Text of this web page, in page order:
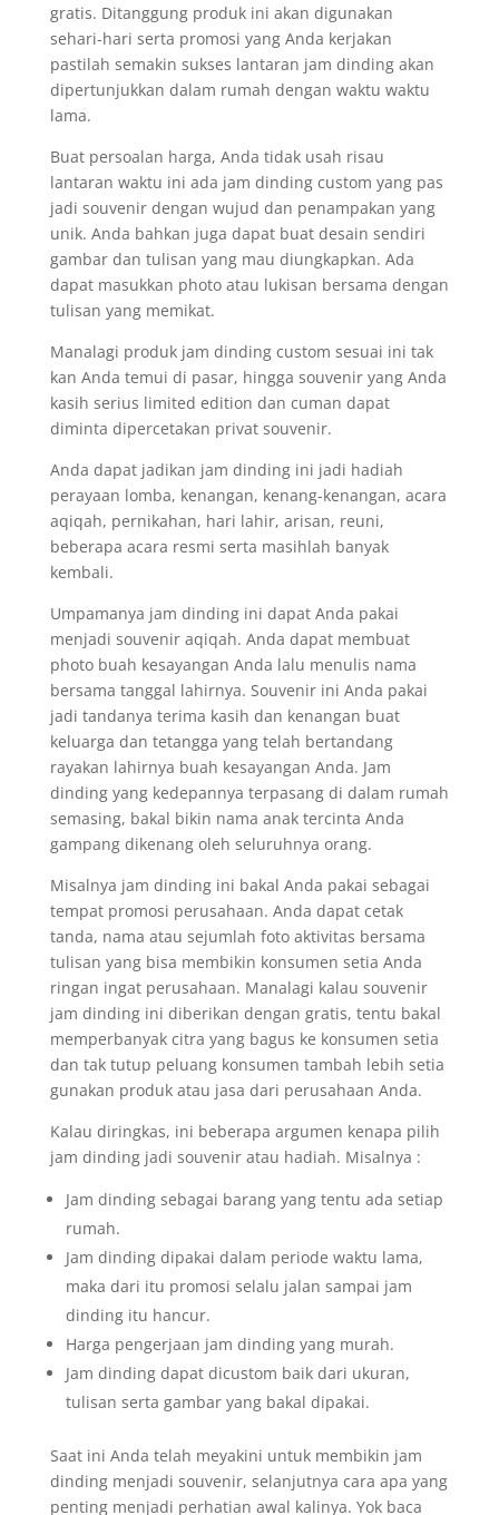
gratis. Ditanggung produk ini akan digunakan
sehari-hari serta promosi yang Anda kerjakan
pastilah semakin sukses lantaran jam dinding akan
dipertunjukkan dalam rumah dengan waktu waktu
lama.
Buat persoalan harga, Anda tidak usah risau
lantaran waktu ini ada jam dinding custom yang pas
jadi souvenir dengan wujud dan penampakan yang
unik. Anda bahkan juga dapat buat desain sendiri
gambar dan tulisan yang mau diungkapkan. Ada
dapat masukkan photo atau lukisan bersama dengan
tulisan yang memikat.
Manalagi produk jam dinding custom sesuai ini tak
kan Anda temui di pasar, hingga souvenir yang Anda
kasih serius limited edition dan cuman dapat
diminta dipercetakan privat souvenir.
Anda dapat jadikan jam dinding ini jadi hadiah
perayaan lomba, kenangan, kenang-kenangan, acara
aqiqah, pernikahan, hari lahir, arisan, reuni,
beberapa acara resmi serta masihlah banyak
kembali.
Umpamanya jam dinding ini dapat Anda pakai
menjadi souvenir aqiqah. Anda dapat membuat
photo buah kesayangan Anda lalu menulis nama
bersama tanggal lahirnya. Souvenir ini Anda pakai
jadi tandanya terima kasih dan kenangan buat
keluarga dan tetangga yang telah bertandang
rayakan lahirnya buah kesayangan Anda. Jam
dinding yang kedepannya terpasang di dalam rumah
semasing, bakal bikin nama anak tercinta Anda
gampang dikenang oleh seluruhnya orang.
Misalnya jam dinding ini bakal Anda pakai sebagai
tempat promosi perusahaan. Anda dapat cetak
tanda, nama atau sejumlah foto aktivitas bersama
tulisan yang bisa membikin konsumen setia Anda
ringan ingat perusahaan. Manalagi kalau souvenir
jam dinding ini diberikan dengan gratis, tentu bakal
memperbanyak citra yang bagus ke konsumen setia
dan tak tutup peluang konsumen tambah lebih setia
gunakan produk atau jasa dari perusahaan Anda.
Kalau diringkas, ini beberapa argumen kenapa pilih
jam dinding jadi souvenir atau hadiah. Misalnya :
Jam dinding sebagai barang yang tentu ada setiap
rumah.
Jam dinding dipakai dalam periode waktu lama,
maka dari itu promosi selalu jalan sampai jam
dinding itu hancur.
Harga pengerjaan jam dinding yang murah.
Jam dinding dapat dicustom baik dari ukuran,
tulisan serta gambar yang bakal dipakai.
Saat ini Anda telah meyakini untuk membikin jam
dinding menjadi souvenir, selanjutnya cara apa yang
penting menjadi perhatian awal kalinya. Yok baca